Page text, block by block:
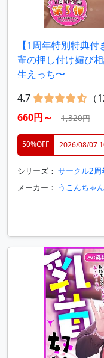
【1周年特別特典
輩の押し付け媚び
生えっち〜
4.7
（
660円～
1,320円
50%OFF 2026/08/07
シリーズ： サークル2周
メーカー： うこんちゃ